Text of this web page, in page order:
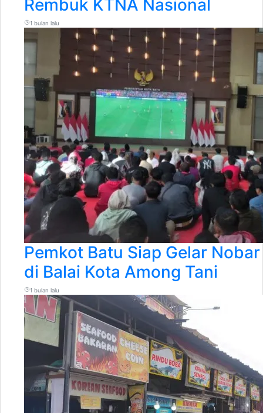
Rembuk KTNA Nasional
1 bulan lalu
Pemkot Batu Siap Gelar
di Balai Kota Among Tani
1 bulan lalu